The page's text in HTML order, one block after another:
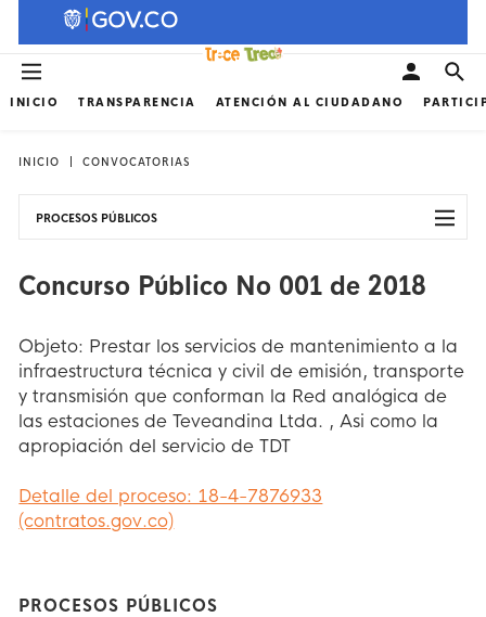
INICIO TRANSPARENCIA ATENCIÓN AL CIUDADANO
INICIO CONVOCATORIAS
PROCESOS PÚBLICOS
Concurso Público No 001 de 2018
Objeto: Prestar los servicios de mantenimiento a la
infraestructura técnica y civil de emisión, transporte
y transmisión que conforman la Red analógica de
las estaciones de Teveandina Ltda. , Asi como la
apropiación del servicio de TDT
Detalle del proceso: 18-4-7876933
(contratos.gov.co)
PROCESOS PÚBLICOS